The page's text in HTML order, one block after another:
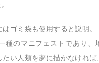
はゴミ袋も使用すると説明。
種のマニフェストであり、
たい人類を夢に描かなければ